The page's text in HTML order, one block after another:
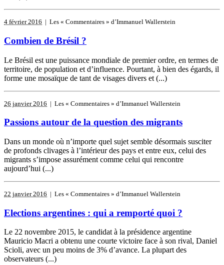
4 février 2016 | Les « Commentaires » d’Immanuel Wallerstein
Combien de Brésil ?
Le Brésil est une puissance mondiale de premier ordre, en termes de
territoire, de population et d’influence. Pourtant, à bien des égards, il
forme une mosaïque de tant de visages divers et (...)
26 janvier 2016 | Les « Commentaires » d’Immanuel Wallerstein
Passions autour de la question des migrants
Dans un monde où n’importe quel sujet semble désormais susciter
de profonds clivages à l’intérieur des pays et entre eux, celui des
migrants s’impose assurément comme celui qui rencontre
aujourd’hui (...)
22 janvier 2016 | Les « Commentaires » d’Immanuel Wallerstein
Elections argentines : qui a remporté quoi ?
Le 22 novembre 2015, le candidat à la présidence argentine
Mauricio Macri a obtenu une courte victoire face à son rival, Daniel
Scioli, avec un peu moins de 3% d’avance. La plupart des
observateurs (...)